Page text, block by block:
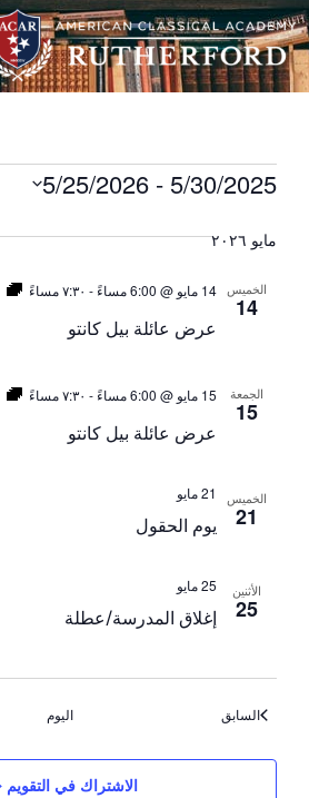
5/30/2025
-
5/25/2026
مايو ٢٠٢٦
الخميس
14
عرض عائلة بيل كانتو
14 مايو @ 6:00 مساءً - ٧:٣٠ مساءً
الجمعة
15
عرض عائلة بيل كانتو
15 مايو @ 6:00 مساءً - ٧:٣٠ مساءً
الخميس
21 يوم الحقول
21 مايو
الأثنين
25 إغلاق المدرسة/عطلة
25 مايو
السابق اليوم
الاشتراك في التقويم